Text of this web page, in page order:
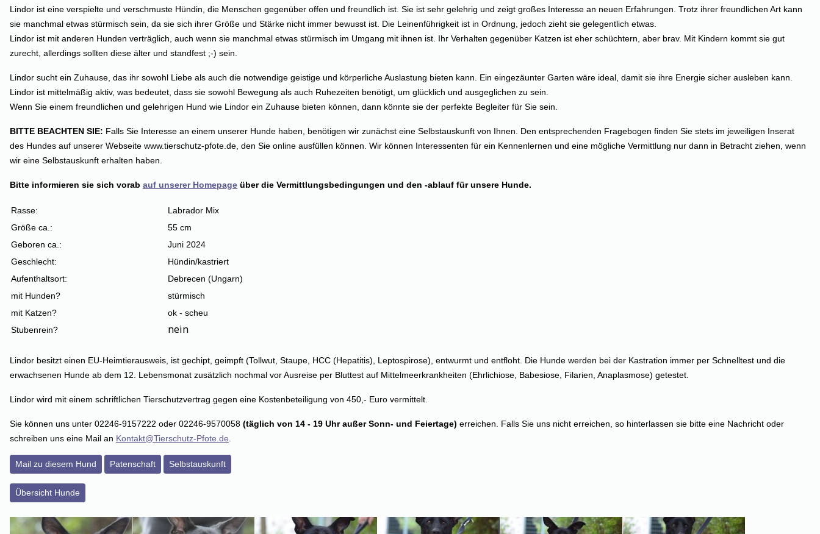
Lindor ist eine verspielte und verschmuste Hündin, die Menschen gegenüber offen und freundlich ist. Sie ist sehr gelehrig und zeigt großes Interesse an neuen Erfahrungen. Trotz ihrer freundlichen Art kann
sie manchmal etwas stürmisch sein, da sie sich ihrer Größe und Stärke nicht immer bewusst ist. Die Leinenführigkeit ist in Ordnung, jedoch zieht sie gelegentlich etwas.
Lindor ist mit anderen Hunden verträglich, auch wenn sie manchmal etwas stürmisch im Umgang mit ihnen ist. Ihr Verhalten gegenüber Katzen ist eher schüchtern, aber brav. Mit Kindern kommt sie gut
zurecht, allerdings sollten diese älter und standfest ;-) sein.
Lindor sucht ein Zuhause, das ihr sowohl Liebe als auch die notwendige geistige und körperliche Auslastung bieten kann. Ein eingezäunter Garten wäre ideal, damit sie ihre Energie sicher ausleben kann.
Lindor ist mittelmäßig aktiv, was bedeutet, dass sie sowohl Bewegung als auch Ruhezeiten benötigt, um glücklich und ausgeglichen zu sein.
Wenn Sie einem freundlichen und gelehrigen Hund wie Lindor ein Zuhause bieten können, dann könnte sie der perfekte Begleiter für Sie sein.
BITTE BEACHTEN SIE: Falls Sie Interesse an einem unserer Hunde haben, benötigen wir zunächst eine Selbstauskunft von Ihnen. Den entsprechenden Fragebogen finden Sie stets im jeweiligen Inserat
des Hundes auf unserer Webseite www.tierschutz-pfote.de, den Sie online ausfüllen können. Wir können Interessenten für ein Kennenlernen und eine mögliche Vermittlung nur dann in Betracht ziehen, wenn
wir eine Selbstauskunft erhalten haben.
Bitte informieren sie sich vorab auf unserer Homepage über die Vermittlungsbedingungen und den -ablauf für unsere Hunde.
Rasse:
Labrador Mix
Größe ca.:
55 cm
Geboren ca.:
Juni 2024
Geschlecht:
Hündin/kastriert
Aufenthaltsort:
Debrecen (Ungarn)
mit Hunden?
stürmisch
mit Katzen?
ok - scheu
Stubenrein?
nein
Lindor besitzt einen EU-Heimtierausweis, ist gechipt, geimpft (Tollwut, Staupe, HCC (Hepatitis), Leptospirose), entwurmt und entfloht. Die Hunde werden bei der Kastration immer per Schnelltest und die
erwachsenen Hunde ab dem 12. Lebensmonat zusätzlich nochmal vor Ausreise per Bluttest auf Mittelmeerkrankheiten (Ehrlichiose, Babesiose, Filarien, Anaplasmose) getestet.
Lindor wird mit einem schriftlichen Tierschutzvertrag gegen eine Kostenbeteiligung von 450,- Euro vermittelt.
Sie können uns unter 02246-9157222 oder 02246-9570058 (täglich von 14 - 19 Uhr außer Sonn- und Feiertage) erreichen. Falls Sie uns nicht erreichen, so hinterlassen sie bitte eine Nachricht oder
schreiben uns eine Mail an Kontakt@Tierschutz-Pfote.de
Mail zu diesem Hund Patenschaft Selbstauskunft
Übersicht Hunde